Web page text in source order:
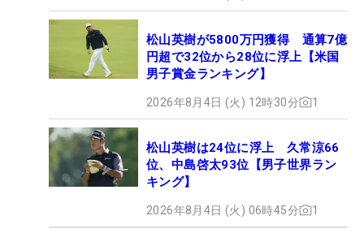
松山英樹が5800万円獲得 通算7億
円超で32位から28位に浮上【米国
男子賞金ランキング】
2026年8月4日 (火) 12時30分 1
松山英樹は24位に浮上 久常涼66
位、中島啓太93位【男子世界ラン
キング】
2026年8月4日 (火) 06時45分 1